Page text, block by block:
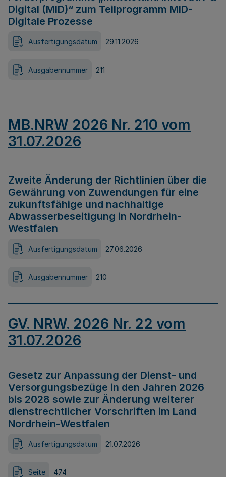
Digital (MID)“ zum Teilprogramm MID-
Digitale Prozesse
Ausfertigungsdatum 29.11.2026
Ausgabennummer 211
MB.NRW 2026 Nr. 210 vom
31.07.2026
Zweite Änderung der Richtlinien über die
Gewährung von Zuwendungen für eine
zukunftsfähige und nachhaltige
Abwasserbeseitigung in Nordrhein-
Westfalen
Ausfertigungsdatum 27.06.2026
Ausgabennummer 210
GV. NRW. 2026 Nr. 22 vom
31.07.2026
Gesetz zur Anpassung der Dienst- und
Versorgungsbezüge in den Jahren 2026
bis 2028 sowie zur Änderung weiterer
dienstrechtlicher Vorschriften im Land
Nordrhein-Westfalen
Ausfertigungsdatum 21.07.2026
Seite 474